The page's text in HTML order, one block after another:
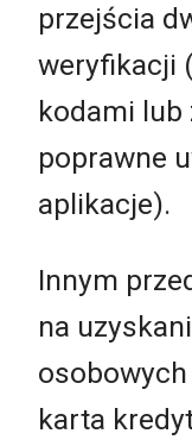
przejścia
weryfikacji
kodami lub
poprawne
aplikacje).
Innym
na
karta